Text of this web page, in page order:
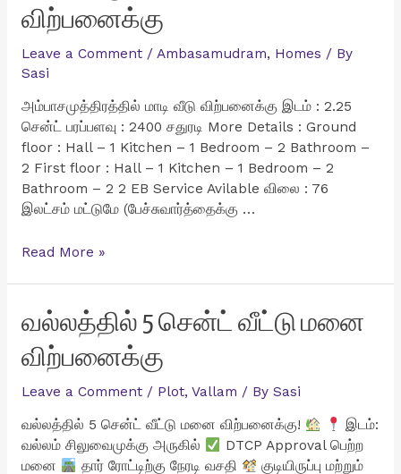
விற்பனைக்கு
Leave a Comment / Ambasamudram, Homes / By
Sasi
அம்பாசமுத்திரத்தில் மாடி வீடு விற்பனைக்கு இடம் : 2.25
சென்ட் பரப்பளவு : 2400 சதுரடி More Details : Ground
floor : Hall – 1 Kitchen – 1 Bedroom – 2 Bathroom –
2 First floor : Hall – 1 Kitchen – 1 Bedroom – 2
Bathroom – 2 2 EB Service Avilable விலை : 76
இலட்சம் மட்டுமே (பேச்சுவார்த்தைக்கு …
அம்பாசமுத்திரத்தில்
விற்பனைக்கு
Read More »
வல்லத்தில் 5 சென்ட் வீட்டு மனை
விற்பனைக்கு
Leave a Comment / Plot, Vallam / By Sasi
வல்லத்தில் 5 சென்ட் வீட்டு மனை விற்பனைக்கு!
இடம்:
வல்லம் சிலுவைமுக்கு அருகில்
DTCP Approval பெற்ற
மனை
தார் ரோட்டிற்கு நேரடி வசதி
குடியிருப்பு மற்றும்